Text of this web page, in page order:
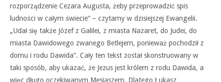
rozporządzenie Cezara Augusta, żeby przeprowadzić spis
ludności w całym świecie” – czytamy w dzisiejszej Ewangelii.
„Udał się także Józef z Galilei, z miasta Nazaret, do Judei, do
miasta Dawidowego zwanego Betlejem, ponieważ pochodził z
domu i rodu Dawida”. Cały ten tekst został skonstruowany w
taki sposób, aby ukazać, że Jezus jest królem z rodu Dawida, a
więc długo oczekiwanym Mesjaszem. Dlatego Łukasz